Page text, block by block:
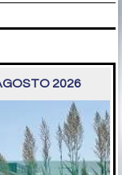
2026